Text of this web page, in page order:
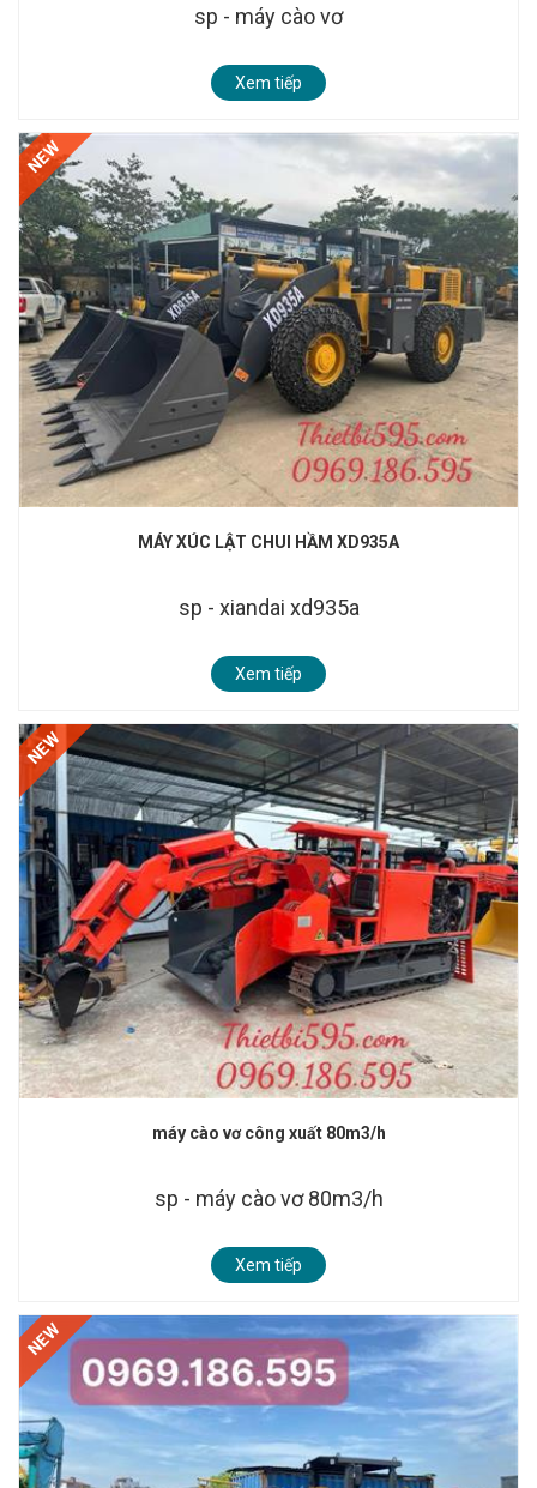
sp - máy cào vơ
Xem tiếp
NEW
MÁY XÚC LẬT CHUI HẦM XD935A
sp - xiandai xd935a
Xem tiếp
NEW
máy cào vơ công xuất 80m3/h
sp - máy cào vơ 80m3/h
Xem tiếp
NEW